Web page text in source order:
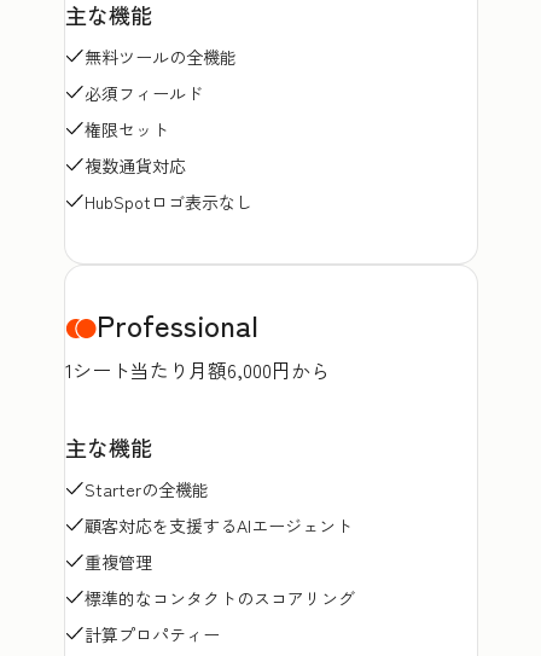
主な機能
無料ツールの全機能
必須フィールド
権限セット
複数通貨対応
HubSpotロゴ表示なし
Professional
1シート当たり月額6,000円から
主な機能
Starterの全機能
顧客対応を支援するAIエージェント
重複管理
標準的なコンタクトのスコアリング
計算プロパティー